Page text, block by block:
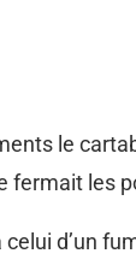
le
fermait les
d’un